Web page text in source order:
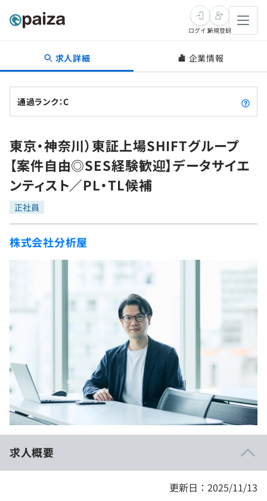
転職・キャリア
転職成功ガイド
転職エージェント
インタビュー
転職成功ガイド
新卒就活
求人検索
本選考
インターン
新卒エージェント
学習
問題集
4択課題
個人向けプラン
法人向けプラン
学校向けプラン
契約内容・クーポン
プログラミング言語
ゲーム・マンガ
Tech Team Journal
paizaとは？
ログイン新規登録
求人詳細 企業情報
通過ランク：C
東京・神奈川）東証上場SHIFTグループ
【案件自由◎SES経験歓迎】データサイエ
ンティスト／PL・TL候補
正社員
株式会社分析屋
求人概要
更新日：2025/11/13